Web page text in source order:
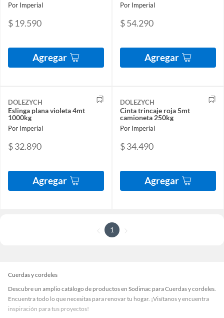
Por Imperial
$ 19.590
Agregar
Por Imperial
$ 54.290
Agregar
DOLEZYCH
Eslinga plana violeta 4mt
1000kg
Por Imperial
$ 32.890
Agregar
DOLEZYCH
Cinta trincaje roja 5mt
camioneta 250kg
Por Imperial
$ 34.490
Agregar
1
Cuerdas y cordeles
Descubre un amplio catálogo de productos en Sodimac para Cuerdas y cordeles.
Encuentra todo lo que necesitas para renovar tu hogar. ¡Visítanos y encuentra
inspiración para tus proyectos!